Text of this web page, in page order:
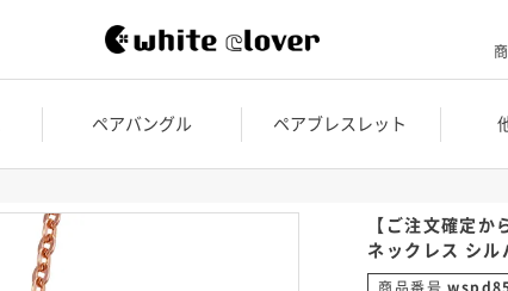
ペアバングル ペアブレスレット
【ご注文確定か
ネックレス シル
商品番号